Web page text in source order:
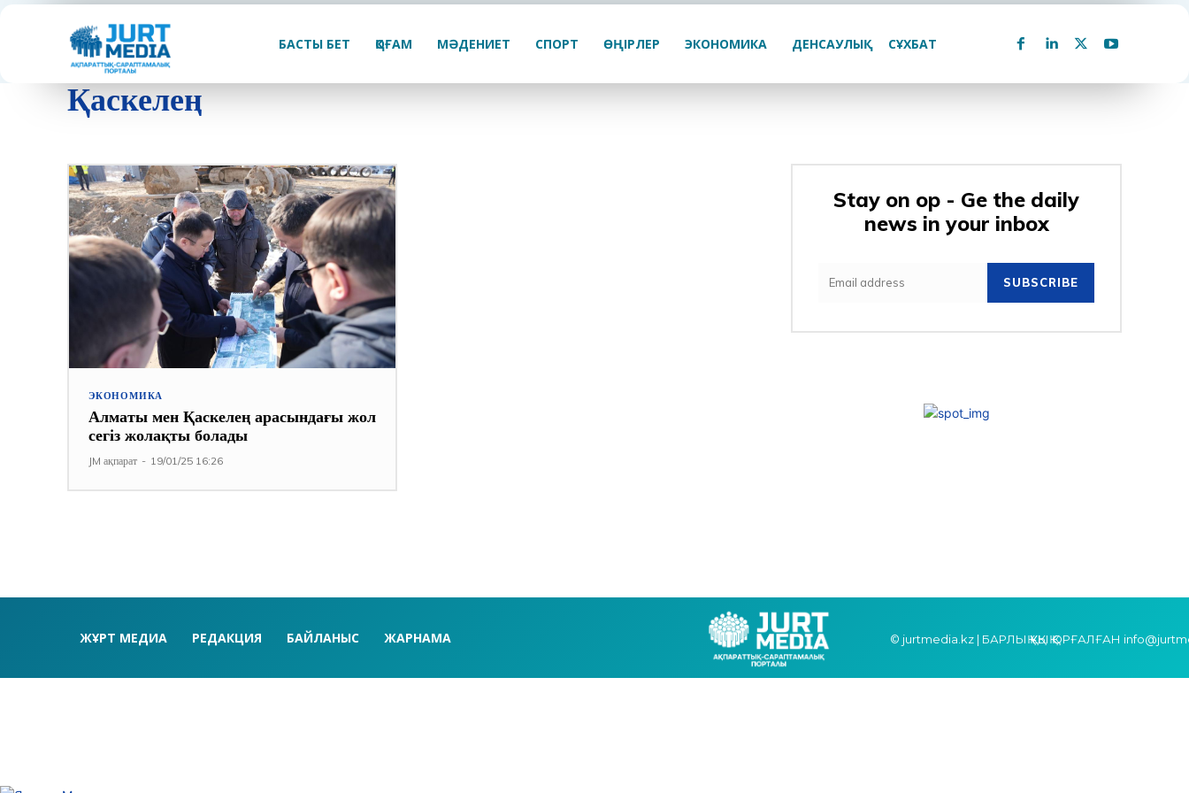
БАСТЫ БЕТ ҚОҒАМ МӘДЕНИЕТ СПОРТ ӨҢІРЛЕР ЭКОНОМИКА ДЕНСАУЛЫҚ СҰХБАТ
Қаскелең
ЭКОНОМИКА
Алматы мен Қаскелең арасындағы жол
сегіз жолақты болады
JM ақпарат - 19/01/25 16:26
Stay on op - Ge the daily
news in your inbox
SUBSCRIBE
ЖҰРТ МЕДИА РЕДАКЦИЯ БАЙЛАНЫС ЖАРНАМА © jurtmedia.kz | БАРЛЫҚ ҚҰҚЫҚ ҚОРҒАЛҒАН